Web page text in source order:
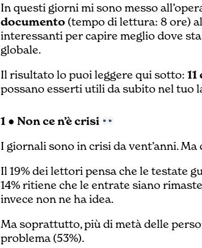
In questi giorni mi sono messo
documento (tempo di lettura: 8 ore)
interessanti per capire meglio dove
globale.
Il risultato lo puoi leggere qui sotto:
possano esserti utili da subito nel tuo
1 ● Non ce n’è crisi
I giornali sono in crisi da vent’anni.
Il 19% dei lettori pensa che le testate
14% ritiene che le entrate siano
invece non ne ha idea.
Ma soprattutto, più di metà delle
problema (53%).